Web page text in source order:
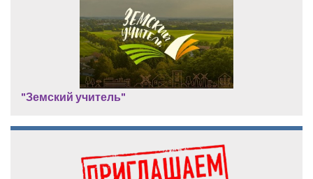
"Земский учитель"